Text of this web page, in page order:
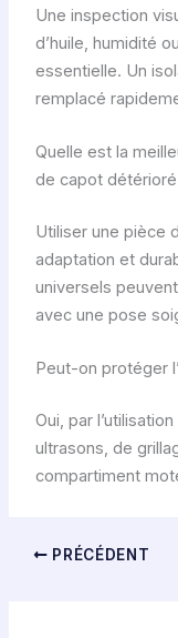
Une inspection
d’huile, humidité
essentielle. Un
remplacé
Quelle est la
de capot détérioré
Utiliser une pièce
adaptation et
universels
avec une pose
Peut-on protéger
Oui, par
ultrasons, de
compartiment
PRÉCÉDENT